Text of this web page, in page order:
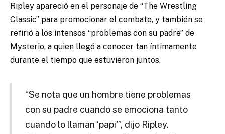
Ripley apareció en el personaje de “The Wrestling
Classic” para promocionar el combate, y también se
refirió a los intensos “problemas con su padre” de
Mysterio, a quien llegó a conocer tan íntimamente
durante el tiempo que estuvieron juntos.
“Se nota que un hombre tiene problemas
con su padre cuando se emociona tanto
cuando lo llaman ‘papi'”, dijo Ripley.